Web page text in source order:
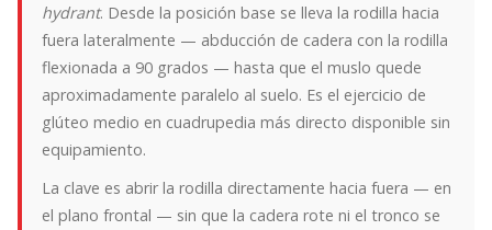
hydrant. Desde la posición base se lleva la rodilla hacia
fuera lateralmente — abducción de cadera con la rodilla
flexionada a 90 grados — hasta que el muslo quede
aproximadamente paralelo al suelo. Es el ejercicio de
glúteo medio en cuadrupedia más directo disponible sin
equipamiento.
La clave es abrir la rodilla directamente hacia fuera — en
el plano frontal — sin que la cadera rote ni el tronco se